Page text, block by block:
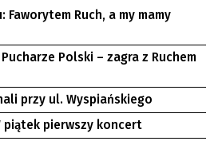
Faworytem Ruch, a my mamy
Polski – zagra z Ruchem
przy ul. Wyspiańskiego
piątek pierwszy koncert